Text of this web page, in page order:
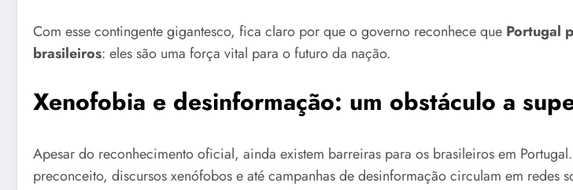
Com esse contingente gigantesco, fica claro por que o governo reconhece que Portugal
brasileiros: eles são uma força vital para o futuro da nação.
Xenofobia e desinformação: um obstáculo a
Apesar do reconhecimento oficial, ainda existem barreiras para os brasileiros em
preconceito, discursos xenófobos e até campanhas de desinformação circulam em redes